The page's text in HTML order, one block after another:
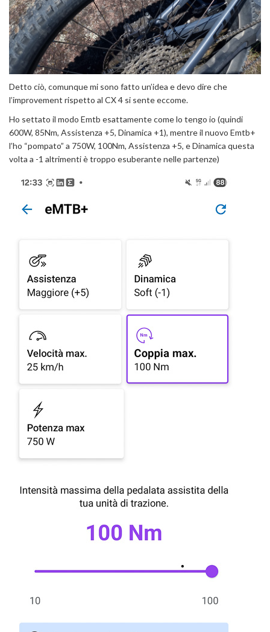
Detto ciò, comunque mi sono fatto un’idea e devo dire che
l’improvement rispetto al CX 4 si sente eccome.
Ho settato il modo Emtb esattamente come lo tengo io (quindi
600W, 85Nm, Assistenza +5, Dinamica +1), mentre il nuovo Emtb+
l’ho “pompato” a 750W, 100Nm, Assistenza +5, e Dinamica questa
volta a -1 altrimenti è troppo esuberante nelle partenze)